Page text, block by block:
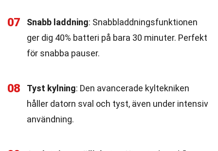
07 Snabb laddning: Snabbladdningsfunktionen
ger dig 40% batteri på bara 30 minuter. Perfekt
för snabba pauser.
08 Tyst kylning: Den avancerade kyltekniken
håller datorn sval och tyst, även under intensiv
användning.